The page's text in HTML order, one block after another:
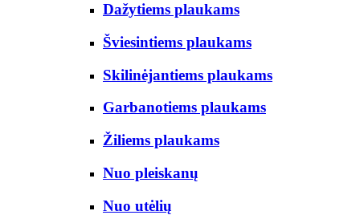
Dažytiems plaukams
Šviesintiems plaukams
Skilinėjantiems plaukams
Garbanotiems plaukams
Žiliems plaukams
Nuo pleiskanų
Nuo utėlių